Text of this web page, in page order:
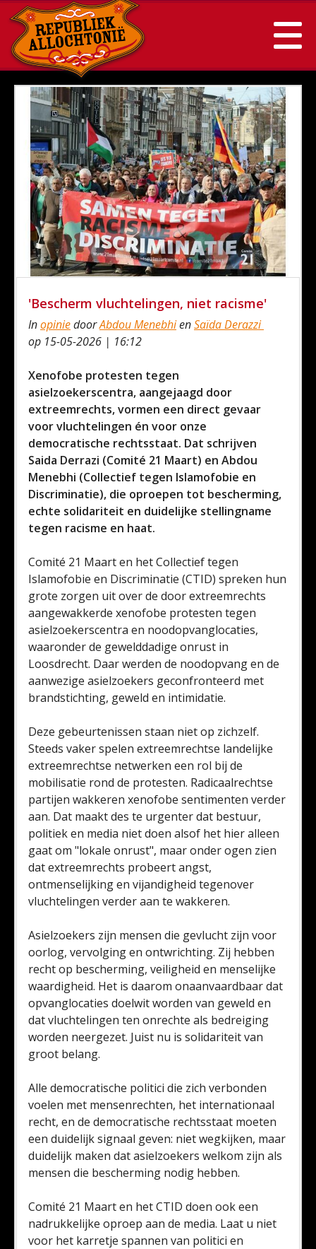
'Bescherm vluchtelingen, niet racisme'
InopiniedoorAbdou MenebhienSaïda Derazzi
op 15-05-2026 | 16:12
Xenofobe protesten tegen
asielzoekerscentra, aangejaagd door
extreemrechts, vormen een direct gevaar
voor vluchtelingen én voor onze
democratische rechtsstaat. Dat schrijven
Saida Derrazi (Comité 21 Maart) en Abdou
Menebhi (Collectief tegen Islamofobie en
Discriminatie), die oproepen tot bescherming,
echte solidariteit en duidelijke stellingname
tegen racisme en haat.
Comité 21 Maart en het Collectief tegen
Islamofobie en Discriminatie (CTID) spreken hun
grote zorgen uit over de door extreemrechts
aangewakkerde xenofobe protesten tegen
asielzoekerscentra en noodopvanglocaties,
waaronder de gewelddadige onrust in
Loosdrecht. Daar werden de noodopvang en de
aanwezige asielzoekers geconfronteerd met
brandstichting, geweld en intimidatie.
Deze gebeurtenissen staan niet op zichzelf.
Steeds vaker spelen extreemrechtse landelijke
extreemrechtse netwerken een rol bij de
mobilisatie rond de protesten. Radicaalrechtse
partijen wakkeren xenofobe sentimenten verder
aan. Dat maakt des te urgenter dat bestuur,
politiek en media niet doen alsof het hier alleen
gaat om "lokale onrust", maar onder ogen zien
dat extreemrechts probeert angst,
ontmenselijking en vijandigheid tegenover
vluchtelingen verder aan te wakkeren.
Asielzoekers zijn mensen die gevlucht zijn voor
oorlog, vervolging en ontwrichting. Zij hebben
recht op bescherming, veiligheid en menselijke
waardigheid.​ Het is daarom onaanvaardbaar dat
opvanglocaties doelwit worden van geweld en
dat vluchtelingen ten onrechte als bedreiging
worden neergezet. Juist nu is solidariteit van
groot belang.
Alle democratische politici die zich verbonden
voelen met mensenrechten, het internationaal
recht, en de democratische rechtsstaat moeten
een duidelijk signaal geven: niet wegkijken, maar
duidelijk maken dat asielzoekers welkom zijn als
mensen die bescherming nodig hebben.​
Comité 21 Maart en het CTID doen ook een
nadrukkelijke oproep aan de media. Laat u niet
voor het karretje spannen van politici en